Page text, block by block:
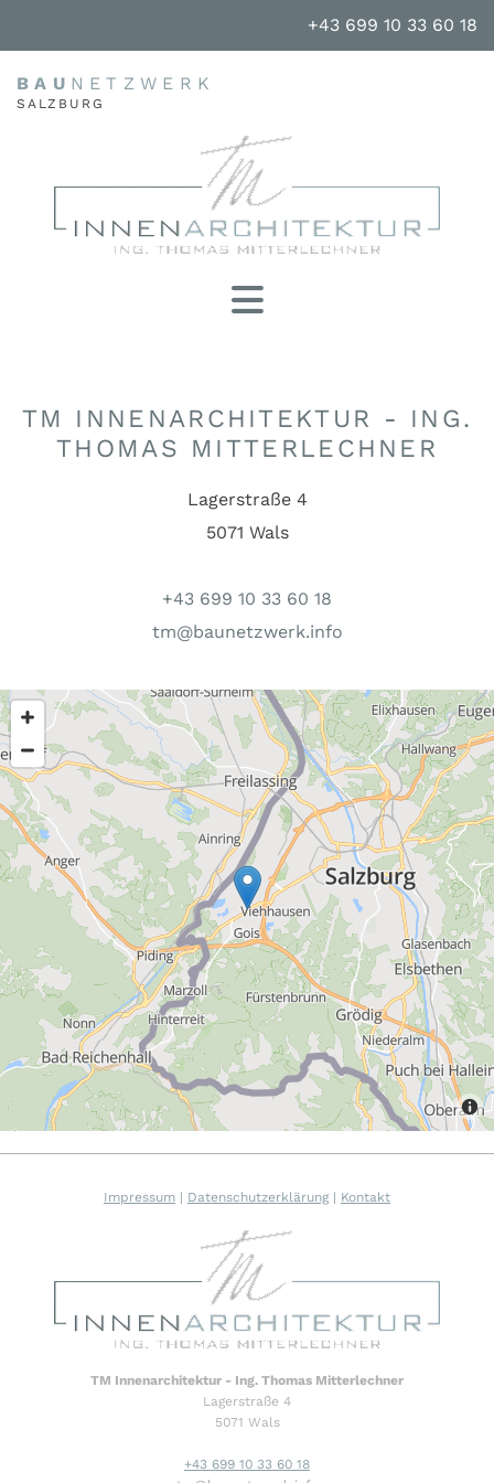
+43 699 10 33 60 18
BAU NETZWERK
SALZBURG
TM INNENARCHITEKTUR - ING.
THOMAS MITTERLECHNER
Lagerstraße 4
5071 Wals
+43 699 10 33 60 18
tm@baunetzwerk.info
Impressum Datenschutzerklärung| Kontakt
TM Innenarchitektur - Ing. Thomas Mitterlechner
Lagerstraße 4
5071 Wals
+43 699 10 33 60 18